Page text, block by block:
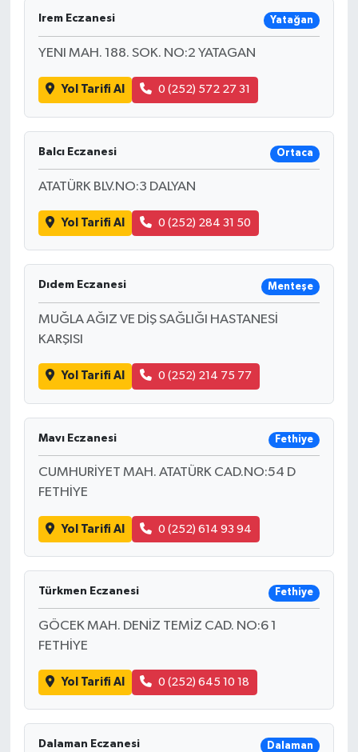
Irem Eczanesi Yatağan
YENI MAH. 188. SOK. NO:2 YATAGAN
Yol Tarifi Al 0 (252) 572 27 31
Balcı Eczanesi Ortaca
ATATÜRK BLV.NO:3 DALYAN
Yol Tarifi Al 0 (252) 284 31 50
Dıdem Eczanesi Menteşe
MUĞLA AĞIZ VE DİŞ SAĞLIĞI HASTANESİ
KARŞISI
Yol Tarifi Al 0 (252) 214 75 77
Mavı Eczanesi Fethiye
CUMHURİYET MAH. ATATÜRK CAD.NO:54 D
FETHİYE
Yol Tarifi Al 0 (252) 614 93 94
Türkmen Eczanesi Fethiye
GÖCEK MAH. DENİZ TEMİZ CAD. NO:6 1
FETHİYE
Yol Tarifi Al 0 (252) 645 10 18
Dalaman Eczanesi Dalaman